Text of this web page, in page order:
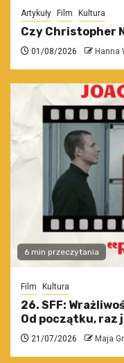
Artykuły Film Kultura
Czy Christopher
01/08/2026 Hanna
6 min przeczytania
Film Kultura
26. SFF:
Od początku, raz
21/07/2026 Maja